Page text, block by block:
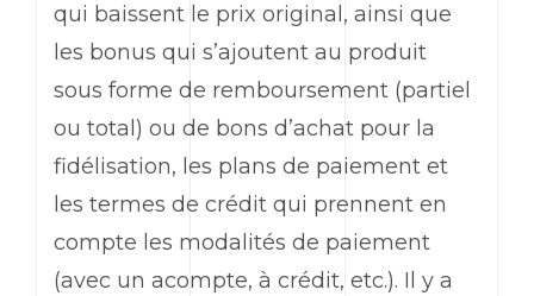
qui baissent le prix original, ainsi que
les bonus qui s’ajoutent au produit
sous forme de remboursement (partiel
ou total) ou de bons d’achat pour la
fidélisation, les plans de paiement et
les termes de crédit qui prennent en
compte les modalités de paiement
(avec un acompte, à crédit, etc.). Il y a